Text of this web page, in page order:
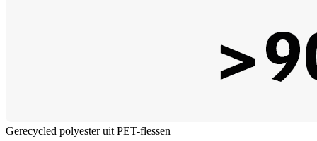
Gerecycled polyester uit PET-flessen